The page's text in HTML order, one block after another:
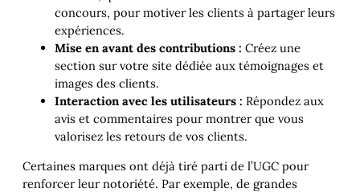
concours, pour motiver les clients à partager leurs
expériences.
Mise en avant des contributions : Créez une
section sur votre site dédiée aux témoignages et
images des clients.
Interaction avec les utilisateurs : Répondez aux
avis et commentaires pour montrer que vous
valorisez les retours de vos clients.
Certaines marques ont déjà tiré parti de l’UGC pour
renforcer leur notoriété. Par exemple, de grandes